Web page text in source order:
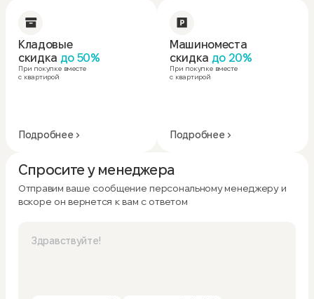
Кладовые
скидка до 50%
При покупке вместе
с квартирой
Подробнее
Машиноместа
скидка до 20%
При покупке вместе
с квартирой
Подробнее
Спросите у менеджера
Отправим ваше сообщение персональному менеджеру и
вскоре он вернется к вам с ответом